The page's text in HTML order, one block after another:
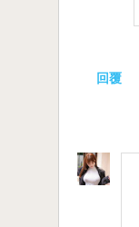
回覆